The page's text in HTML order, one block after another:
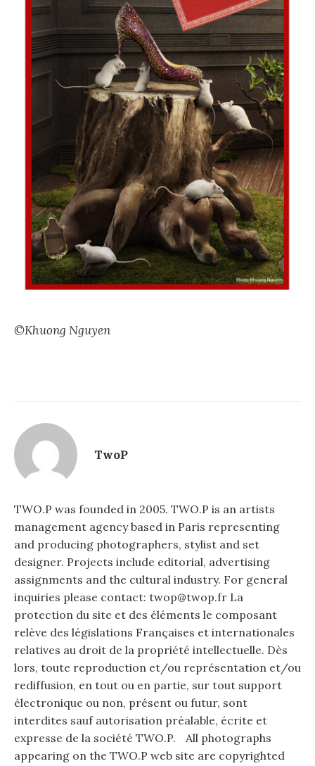
©Khuong Nguyen
TwoP
TWO.P was founded in 2005. TWO.P is an artists
management agency based in Paris representing
and producing photographers, stylist and set
designer. Projects include editorial, advertising
assignments and the cultural industry. For general
inquiries please contact: twop@twop.fr La
protection du site et des éléments le composant
relève des législations Françaises et internationales
relatives au droit de la propriété intellectuelle. Dès
lors, toute reproduction et/ou représentation et/ou
rediffusion, en tout ou en partie, sur tout support
électronique ou non, présent ou futur, sont
interdites sauf autorisation préalable, écrite et
expresse de la société TWO.P. All photographs
appearing on the TWO.P web site are copyrighted